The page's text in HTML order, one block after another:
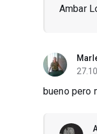
Ambar
bueno pero